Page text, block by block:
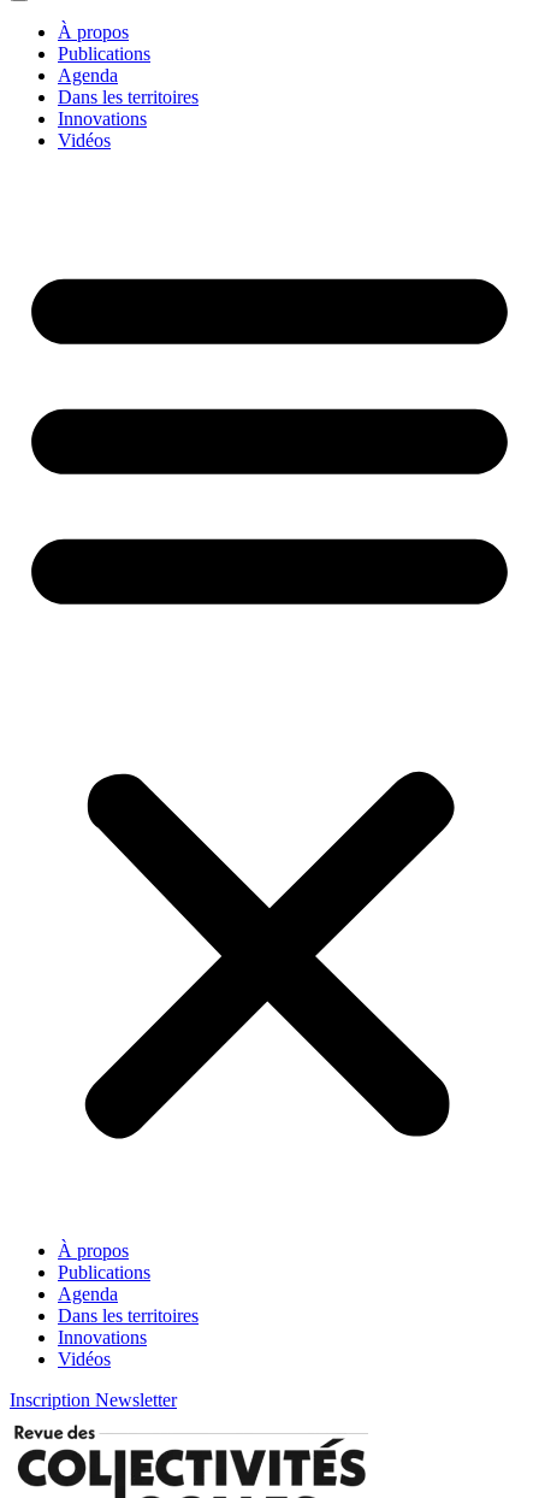
À propos
Publications
Agenda
Dans les territoires
Innovations
Vidéos
À propos
Publications
Agenda
Dans les territoires
Innovations
Vidéos
Inscription Newsletter